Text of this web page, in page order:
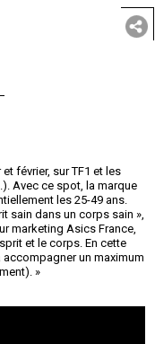
février, sur TF1 et les
Avec ce spot, la marque
les 25-49 ans.
sain dans un corps sain »,
marketing Asics France,
et le corps. En cette
un maximum
»